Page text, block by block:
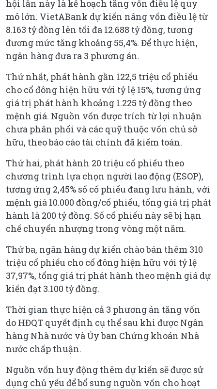
hội lần này là kế hoạch tăng vốn điều lệ quy
mô lớn. VietABank dự kiến nâng vốn điều lệ từ
8.163 tỷ đồng lên tối đa 12.688 tỷ đồng, tương
đương mức tăng khoảng 55,4%. Để thực hiện,
ngân hàng đưa ra 3 phương án.
Thứ nhất, phát hành gần 122,5 triệu cổ phiếu
cho cổ đông hiện hữu với tỷ lệ 15%, tương ứng
giá trị phát hành khoảng 1.225 tỷ đồng theo
mệnh giá. Nguồn vốn được trích từ lợi nhuận
chưa phân phối và các quỹ thuộc vốn chủ sở
hữu, theo báo cáo tài chính đã kiểm toán.
Thứ hai, phát hành 20 triệu cổ phiếu theo
chương trình lựa chọn người lao động (ESOP),
tương ứng 2,45% số cổ phiếu đang lưu hành, với
mệnh giá 10.000 đồng/cổ phiếu, tổng giá trị phát
hành là 200 tỷ đồng. Số cổ phiếu này sẽ bị hạn
chế chuyển nhượng trong vòng một năm.
Thứ ba, ngân hàng dự kiến chào bán thêm 310
triệu cổ phiếu cho cổ đông hiện hữu với tỷ lệ
37,97%, tổng giá trị phát hành theo mệnh giá dự
kiến đạt 3.100 tỷ đồng.
Thời gian thực hiện cả 3 phương án tăng vốn
do HĐQT quyết định cụ thể sau khi được Ngân
hàng Nhà nước và Ủy ban Chứng khoán Nhà
nước chấp thuận.
Nguồn vốn huy động thêm dự kiến sẽ được sử
dụng chủ yếu để bổ sung nguồn vốn cho hoạt